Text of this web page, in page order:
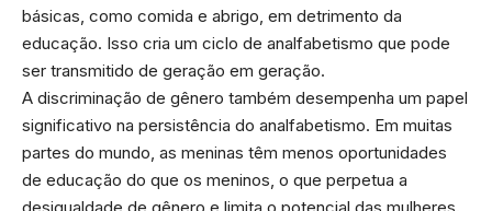
básicas, como comida e abrigo, em detrimento da
educação. Isso cria um ciclo de analfabetismo que pode
ser transmitido de geração em geração.
A discriminação de gênero também desempenha um papel
significativo na persistência do analfabetismo. Em muitas
partes do mundo, as meninas têm menos oportunidades
de educação do que os meninos, o que perpetua a